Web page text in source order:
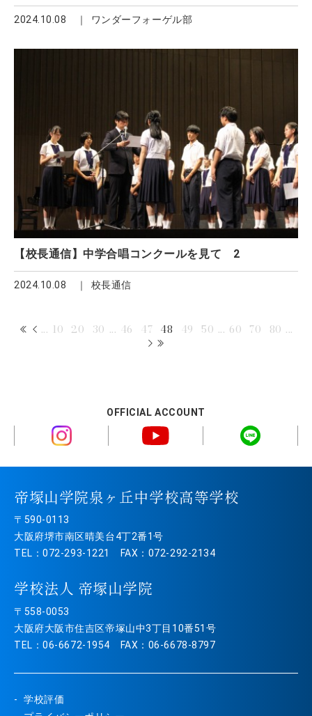
2024.10.08 ワンダーフォーゲル部
【校長通信】中学合唱コンクールを見て 2
2024.10.08 校長通信
... 10 20 30 ... 46 47 48 49 50 ... 60 70 80 ...
OFFICIAL ACCOUNT
帝塚山学院泉ヶ丘中学校高等学校
〒590-0113
大阪府堺市南区晴美台4丁2番1号
TEL：072-293-1221 FAX：072-292-2134
学校法人 帝塚山学院
〒558-0053
大阪府大阪市住吉区帝塚山中3丁目10番51号
TEL：06-6672-1954 FAX：06-6678-8797
学校評価